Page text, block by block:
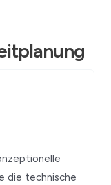
die technische